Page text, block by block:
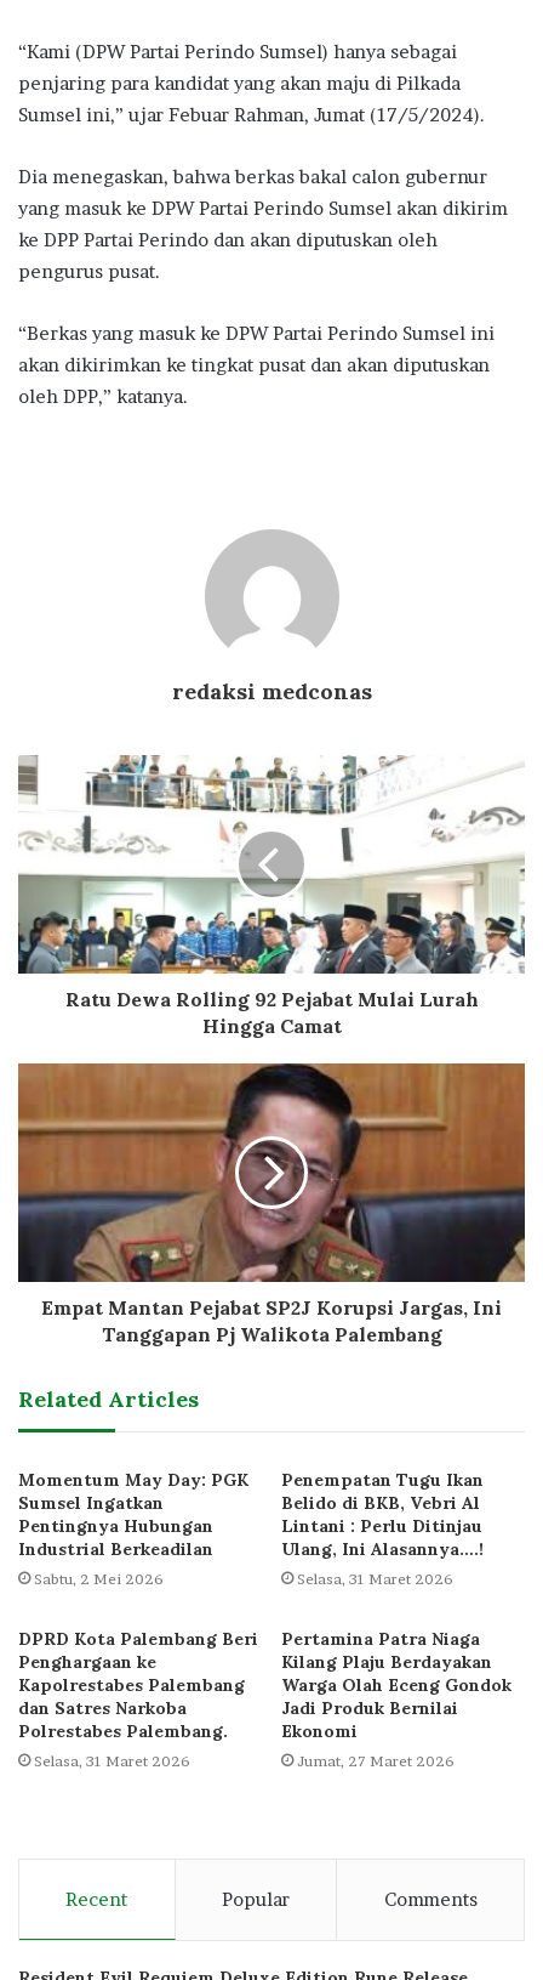
“Kami (DPW Partai Perindo Sumsel) hanya sebagai
penjaring para kandidat yang akan maju di Pilkada
Sumsel ini,” ujar Febuar Rahman, Jumat (17/5/2024).
Dia menegaskan, bahwa berkas bakal calon gubernur
yang masuk ke DPW Partai Perindo Sumsel akan dikirim
ke DPP Partai Perindo dan akan diputuskan oleh
pengurus pusat.
“Berkas yang masuk ke DPW Partai Perindo Sumsel ini
akan dikirimkan ke tingkat pusat dan akan diputuskan
oleh DPP,” katanya.
redaksi medconas
Ratu Dewa Rolling 92 Pejabat Mulai Lurah
Hingga Camat
Empat Mantan Pejabat SP2J Korupsi Jargas, Ini
Tanggapan Pj Walikota Palembang
Related Articles
Momentum May Day: PGK
Sumsel Ingatkan
Pentingnya Hubungan
Industrial Berkeadilan
Sabtu, 2 Mei 2026
Penempatan Tugu Ikan
Belido di BKB, Vebri Al
Lintani : Perlu Ditinjau
Ulang, Ini Alasannya….!
Selasa, 31 Maret 2026
DPRD Kota Palembang Beri
Penghargaan ke
Kapolrestabes Palembang
dan Satres Narkoba
Polrestabes Palembang.
Selasa, 31 Maret 2026
Pertamina Patra Niaga
Kilang Plaju Berdayakan
Warga Olah Eceng Gondok
Jadi Produk Bernilai
Ekonomi
Jumat, 27 Maret 2026
Recent Popular Comments